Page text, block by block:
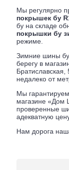
Мы регулярно
покрышек бу
бу на складе
покрышки бу
режиме.
Зимние шины
берегу в
недалеко от
Мы
магазине «Дом
проверенные
адекватную
Нам дорога